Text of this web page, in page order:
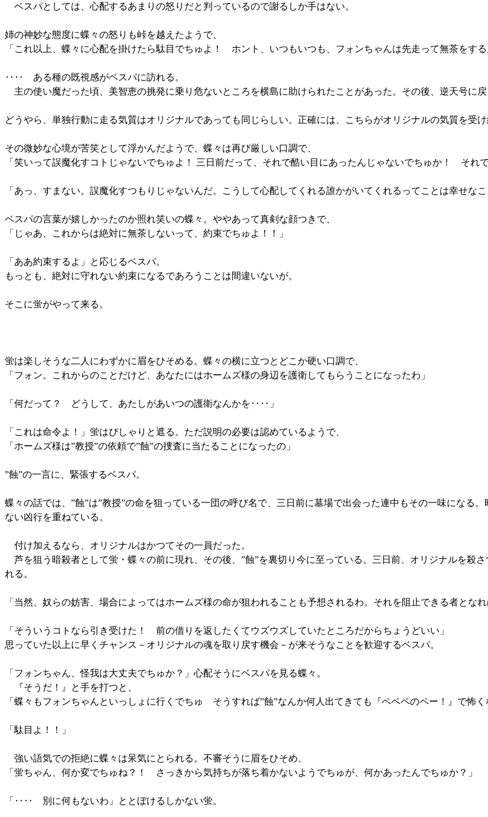
ベスパとしては、心配するあまりの怒りだと判っているので謝るしか手はない。
姉の神妙な態度に蝶々の怒りも峠を越えたようで、
「これ以上、蝶々に心配を掛けたら駄目でちゅよ！ ホント、いつもいつも、フォンちゃんは先走って無茶をする
‥‥ ある種の既視感がベスパに訪れる。
主の使い魔だった頃、美智恵の挑発に乗り危ないところを横島に助けられたことがあった。その後、逆天号に
どうやら、単独行動に走る気質はオリジナルであっても同じらしい。正確には、こちらがオリジナルの気質を受け
その微妙な心境が苦笑として浮かんだようで、蝶々は再び厳しい口調で、
「笑いって誤魔化すコトじゃないでちゅよ！ 三日前だって、それで酷い目にあったんじゃないでちゅか！ それ
「あっ、すまない。誤魔化すつもりじゃないんだ。こうして心配してくれる誰かがいてくれるってことは幸せな
ベスパの言葉が嬉しかったのか照れ笑いの蝶々。ややあって真剣な顔つきで、
「じゃあ、これからは絶対に無茶しないって、約束でちゅよ！！」
「ああ約束するよ」と応じるベスパ。
もっとも、絶対に守れない約束になるであろうことは間違いないが。
そこに蛍がやって来る。
蛍は楽しそうな二人にわずかに眉をひそめる。蝶々の横に立つとどこか硬い口調で、
「フォン。これからのことだけど、あなたにはホームズ様の身辺を護衛してもらうことになったわ」
「何だって？ どうして、あたしがあいつの護衛なんかを‥‥」
「これは命令よ！」蛍はぴしゃりと遮る。ただ説明の必要は認めているようで、
「ホームズ様は”教授”の依頼で”蝕”の捜査に当たることになったの」
”蝕”の一言に、緊張するベスパ。
蝶々の話では、”蝕”は”教授”の命を狙っている一団の呼び名で、三日前に墓場で出会った連中もその一味になる
ない凶行を重ねている。
付け加えるなら、オリジナルはかつてその一員だった。
芦を狙う暗殺者として蛍・蝶々の前に現れ、その後、”蝕”を裏切り今に至っている。三日前、オリジナルを殺
れる。
「当然、奴らの妨害、場合によってはホームズ様の命が狙われることも予想されるわ。それを阻止できる者とな
「そういうコトなら引き受けた！ 前の借りを返したくてウズウズしていたところだからちょうどいい」
思っていた以上に早くチャンス－オリジナルの魂を取り戻す機会－が来そうなことを歓迎するベスパ。
「フォンちゃん、怪我は大丈夫でちゅか？」心配そうにベスパを見る蝶々。
『そうだ！』と手を打つと、
「蝶々もフォンちゃんといっしょに行くでちゅ そうすれば”蝕”なんか何人出てきても『ペペペのペー！』で怖く
「駄目よ！！」
強い語気での拒絶に蝶々は呆気にとられる。不審そうに眉をひそめ、
「蛍ちゃん、何か変でちゅね？！ さっきから気持ちが落ち着かないようでちゅが、何かあったんでちゅか？」
「‥‥ 別に何もないわ」ととぼけるしかない蛍。